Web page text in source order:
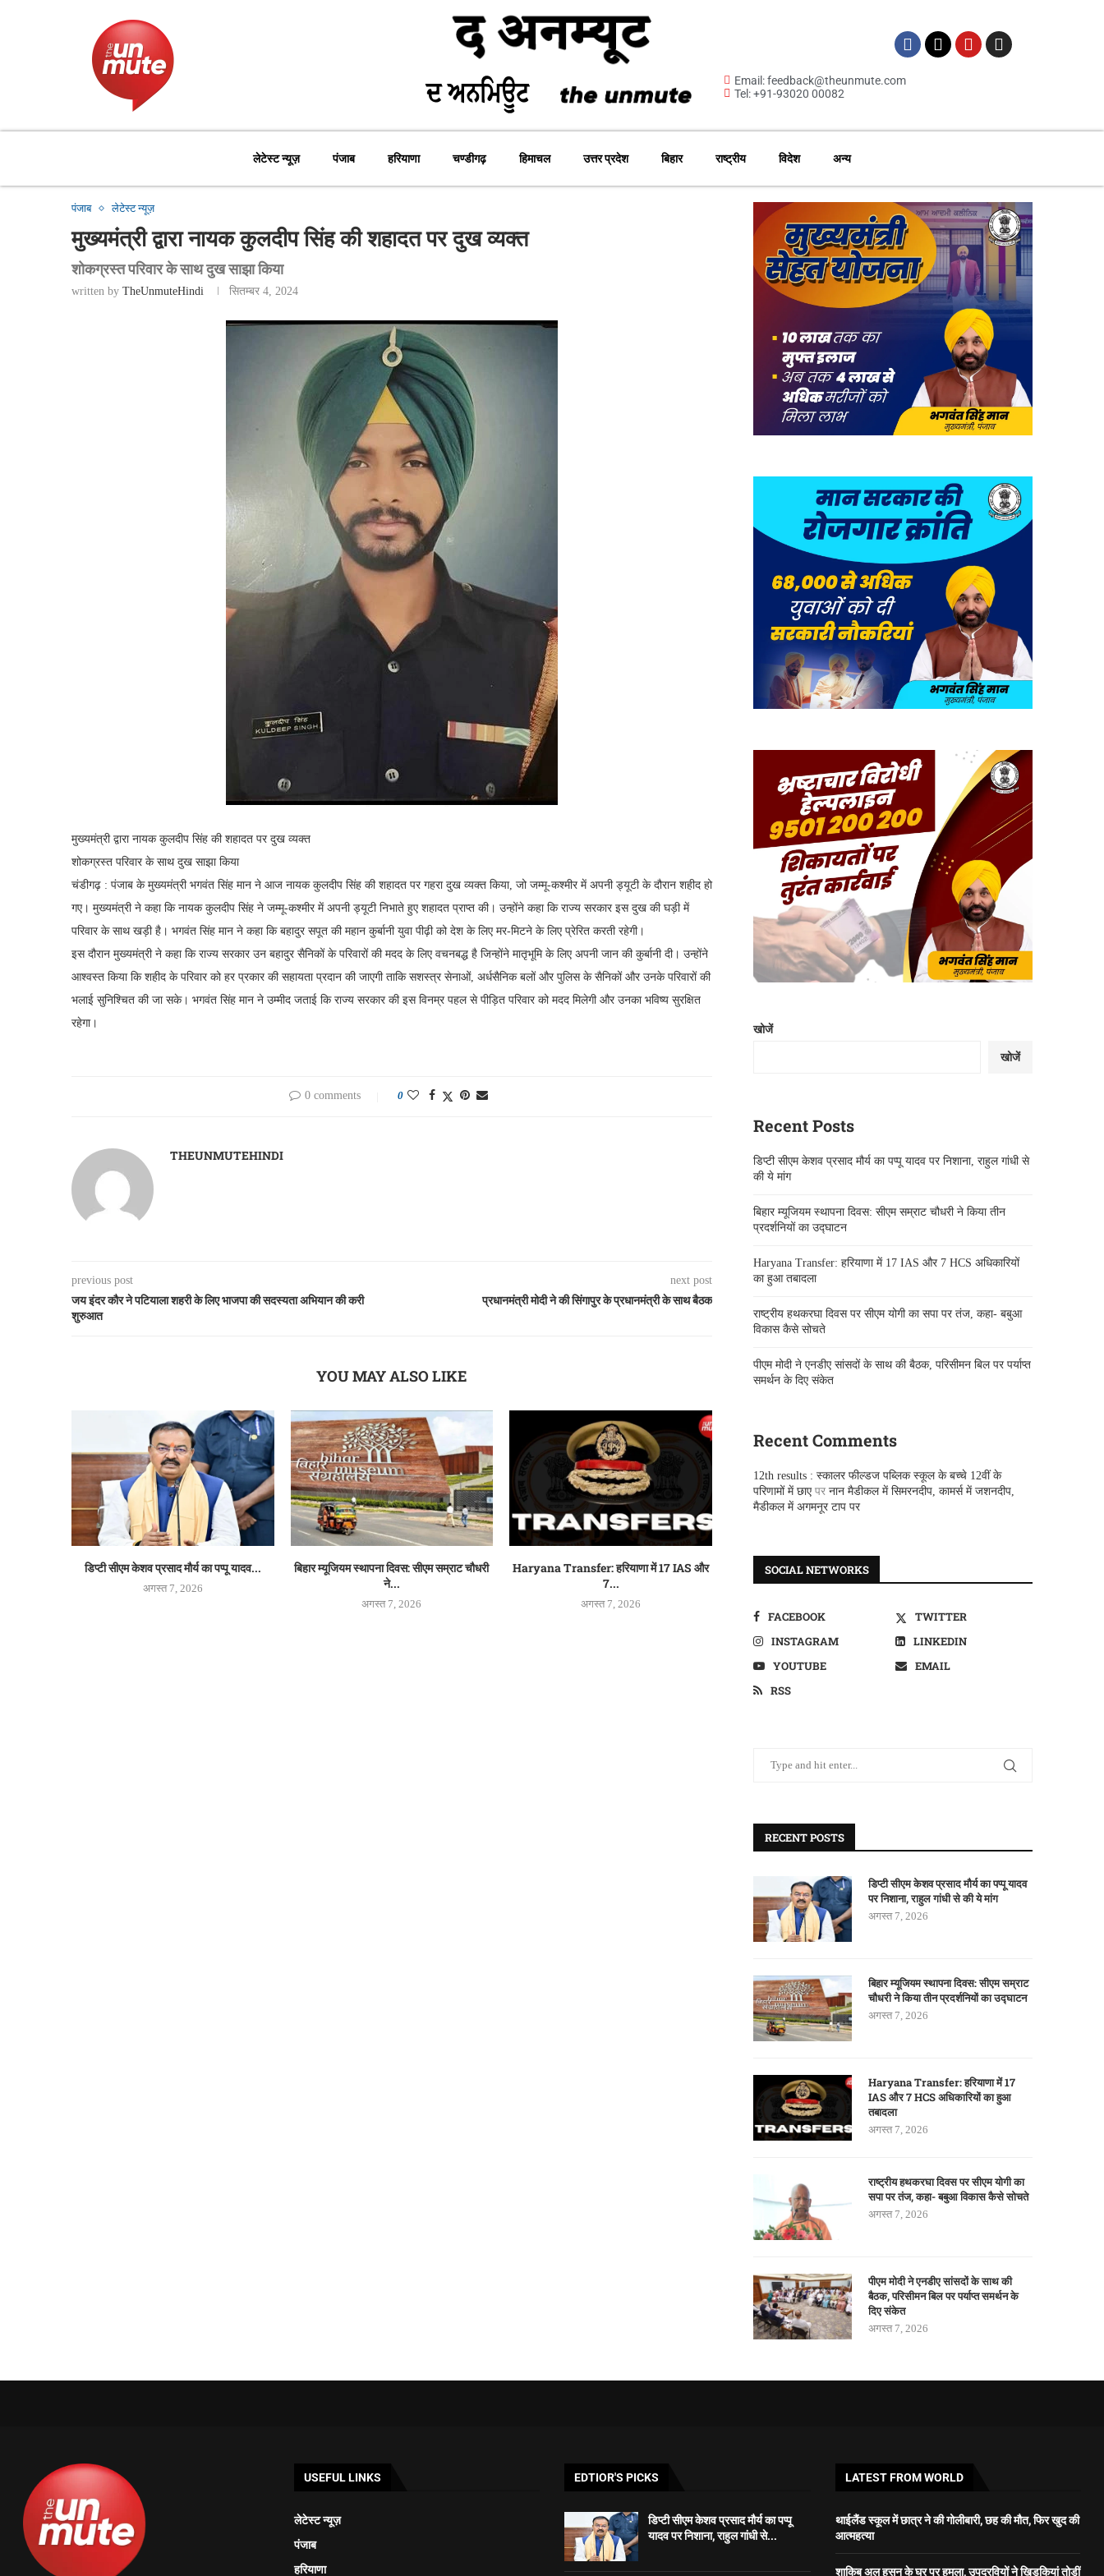
Email: feedback@theunmute.com
Tel: +91-93020 00082
लेटेस्ट न्यूज़ पंजाब हरियाणा चण्डीगढ़ हिमाचल उत्तर प्रदेश बिहार राष्ट्रीय विदेश अन्य
पंजाब लेटेस्ट न्यूज़
मुख्यमंत्री द्वारा नायक कुलदीप सिंह की शहादत पर दुख व्यक्त
शोकग्रस्त परिवार के साथ दुख साझा किया
written by TheUnmuteHindi सितम्बर 4, 2024
मुख्यमंत्री द्वारा नायक कुलदीप सिंह की शहादत पर दुख व्यक्त
शोकग्रस्त परिवार के साथ दुख साझा किया
चंडीगढ़ : पंजाब के मुख्यमंत्री भगवंत सिंह मान ने आज नायक कुलदीप सिंह की शहादत पर गहरा दुख व्यक्त किया, जो जम्मू-कश्मीर में अपनी ड्यूटी के दौरान शहीद हो
गए। मुख्यमंत्री ने कहा कि नायक कुलदीप सिंह ने जम्मू-कश्मीर में अपनी ड्यूटी निभाते हुए शहादत प्राप्त की। उन्होंने कहा कि राज्य सरकार इस दुख की घड़ी में
परिवार के साथ खड़ी है। भगवंत सिंह मान ने कहा कि बहादुर सपूत की महान कुर्बानी युवा पीढ़ी को देश के लिए मर-मिटने के लिए प्रेरित करती रहेगी।
इस दौरान मुख्यमंत्री ने कहा कि राज्य सरकार उन बहादुर सैनिकों के परिवारों की मदद के लिए वचनबद्ध है जिन्होंने मातृभूमि के लिए अपनी जान की कुर्बानी दी। उन्होंने
आश्वस्त किया कि शहीद के परिवार को हर प्रकार की सहायता प्रदान की जाएगी ताकि सशस्त्र सेनाओं, अर्धसैनिक बलों और पुलिस के सैनिकों और उनके परिवारों की
भलाई सुनिश्चित की जा सके। भगवंत सिंह मान ने उम्मीद जताई कि राज्य सरकार की इस विनम्र पहल से पीड़ित परिवार को मदद मिलेगी और उनका भविष्य सुरक्षित
रहेगा।
0 comments 0
THEUNMUTEHINDI
previous post
जय इंदर कौर ने पटियाला शहरी के लिए भाजपा की सदस्यता अभियान की करी
शुरुआत
next post
प्रधानमंत्री मोदी ने की सिंगापुर के प्रधानमंत्री के साथ बैठक
YOU MAY ALSO LIKE
डिप्टी सीएम केशव प्रसाद मौर्य का पप्पू यादव...
अगस्त 7, 2026
बिहार म्यूजियम स्थापना दिवस: सीएम सम्राट चौधरी
ने...
अगस्त 7, 2026
Haryana Transfer: हरियाणा में 17 IAS और
7...
अगस्त 7, 2026
खोजें
खोजें
Recent Posts
डिप्टी सीएम केशव प्रसाद मौर्य का पप्पू यादव पर निशाना, राहुल गांधी से
की ये मांग
बिहार म्यूजियम स्थापना दिवस: सीएम सम्राट चौधरी ने किया तीन
प्रदर्शनियों का उद्घाटन
Haryana Transfer: हरियाणा में 17 IAS और 7 HCS अधिकारियों
का हुआ तबादला
राष्ट्रीय हथकरघा दिवस पर सीएम योगी का सपा पर तंज, कहा- बबुआ
विकास कैसे सोचते
पीएम मोदी ने एनडीए सांसदों के साथ की बैठक, परिसीमन बिल पर पर्याप्त
समर्थन के दिए संकेत
Recent Comments
12th results : स्कालर फील्डज पब्लिक स्कूल के बच्चे 12वीं के
परिणामों में छाएपर नान मैडीकल में सिमरनदीप, कामर्स में जशनदीप,
मैडीकल में अगमनूर टाप पर
SOCIAL NETWORKS
FACEBOOK
TWITTER
INSTAGRAM
LINKEDIN
YOUTUBE
EMAIL
RSS
RECENT POSTS
डिप्टी सीएम केशव प्रसाद मौर्य का पप्पू यादव
पर निशाना, राहुल गांधी से की ये मांग
अगस्त 7, 2026
बिहार म्यूजियम स्थापना दिवस: सीएम सम्राट
चौधरी ने किया तीन प्रदर्शनियों का उद्घाटन
अगस्त 7, 2026
Haryana Transfer: हरियाणा में 17
IAS और 7 HCS अधिकारियों का हुआ
तबादला
अगस्त 7, 2026
राष्ट्रीय हथकरघा दिवस पर सीएम योगी का
सपा पर तंज, कहा- बबुआ विकास कैसे सोचते
अगस्त 7, 2026
पीएम मोदी ने एनडीए सांसदों के साथ की
बैठक, परिसीमन बिल पर पर्याप्त समर्थन के
दिए संकेत
अगस्त 7, 2026
USEFUL LINKS
लेटेस्ट न्यूज़
पंजाब
हरियाणा
EDTIOR'S PICKS
डिप्टी सीएम केशव प्रसाद मौर्य का पप्पू
यादव पर निशाना, राहुल गांधी से...
LATEST FROM WORLD
थाईलैंड स्कूल में छात्र ने की गोलीबारी, छह की मौत, फिर खुद की
आत्महत्या
शाकिब अल हसन के घर पर हमला, उपद्रवियों ने खिड़कियां तोड़ीं